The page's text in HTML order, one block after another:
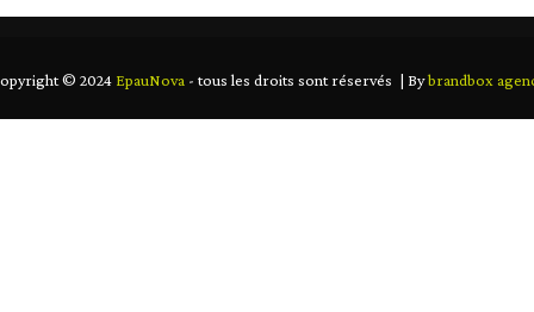
© 2024 EpauNova - tous les droits sont réservés | Bybrandbox